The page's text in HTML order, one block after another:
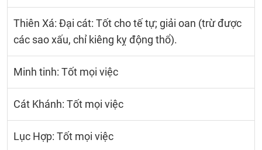
Thiên Xá: Đại cát: Tốt cho tế tự; giải oan (trừ được
các sao xấu, chỉ kiêng kỵ động thổ).
Minh tinh: Tốt mọi việc
Cát Khánh: Tốt mọi việc
Lục Hợp: Tốt mọi việc